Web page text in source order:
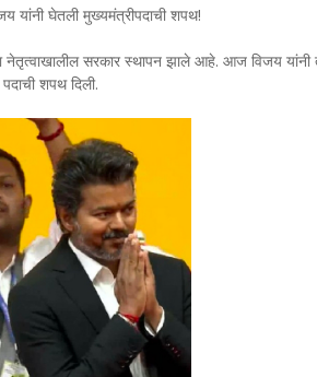
यांनी घेतली मुख्यमंत्रीपदाची शपथ!
नेतृत्वाखालील सरकार स्थापन झाले आहे. आज विजय
शपथ दिली.